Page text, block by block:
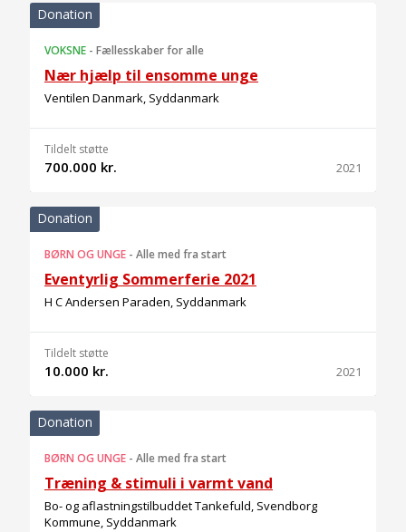
Donation
VOKSNE - Fællesskaber for alle
Nær hjælp til ensomme unge
Ventilen Danmark, Syddanmark
Tildelt støtte
700.000 kr. 2021
Donation
BØRN OG UNGE - Alle med fra start
Eventyrlig Sommerferie 2021
H C Andersen Paraden, Syddanmark
Tildelt støtte
10.000 kr. 2021
Donation
BØRN OG UNGE - Alle med fra start
Træning & stimuli i varmt vand
Bo- og aflastningstilbuddet Tankefuld, Svendborg
Kommune, Syddanmark